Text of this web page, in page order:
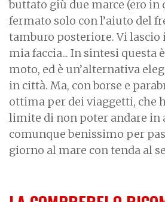
buttato giù due marce (ero in
fermato solo con l’aiuto del
tamburo posteriore. Vi
mia faccia... In sintesi questa
moto, ed è un’alternativa
in città. Ma, con borse e
ottima per dei viaggetti, che
limite di non poter andare in
comunque benissimo per
giorno al mare con tenda al